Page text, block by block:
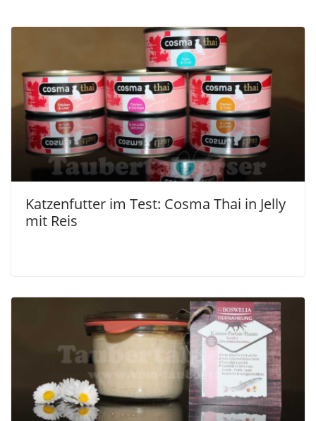
Katzenfutter im Test: Cosma Thai in Jelly
mit Reis